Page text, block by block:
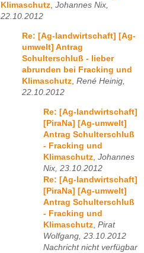
Klimaschutz, Johannes Nix,
22.10.2012
Re: [Ag-landwirtschaft] [Ag-
umwelt] Antrag
Schulterschluß - lieber
abrunden bei Fracking und
Klimaschutz René Heinig,
22.10.2012
Re: [Ag-landwirtschaft]
[PiraNa] [Ag-umwelt]
Antrag Schulterschluß
- Fracking und
Klimaschutz Johannes
Nix, 23.10.2012
Re: [Ag-landwirtschaft]
[PiraNa] [Ag-umwelt]
Antrag Schulterschluß
- Fracking und
Klimaschutz Pirat
Wolfgang, 23.10.2012
Nachricht nicht verfügbar